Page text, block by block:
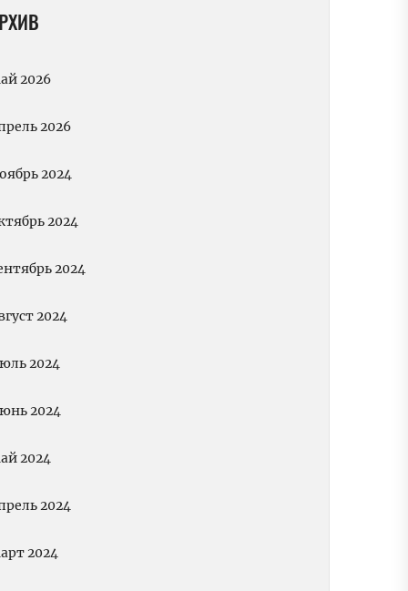
2026
2026
2024
2024
2024
2024
2024
2024
2024
2024
2024